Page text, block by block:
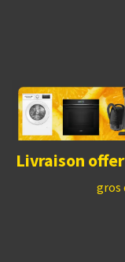
Livraison
gros